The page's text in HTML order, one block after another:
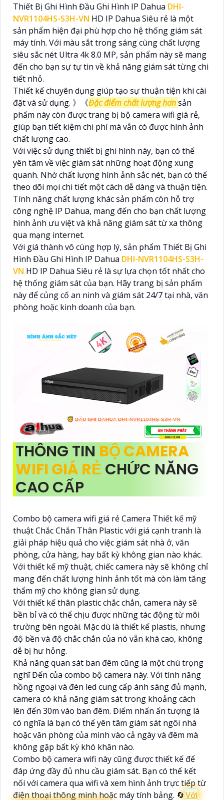
Thiết Bị Ghi Hình Đầu Ghi Hình IP Dahua DHI-
NVR1104HS-S3H-VN HD IP Dahua Siêu rẻ là một
sản phẩm hiện đại phù hợp cho hệ thống giám sát
máy tính. Với màu sắt trong sáng cùng chất lượng
siêu sắc nét Ultra 4k 8.0 MP, sản phẩm này sẽ mang
đến cho bạn sự tự tin về khả năng giám sát từng chi
tiết nhỏ.
Thiết kế chuyên dụng giúp tạo sự thuận tiện khi cài
đặt và sử dụng. 》《Đặc điểm chất lượng hơnsản
phẩm này còn được trang bị bộ camera wifi giá rẻ,
giúp bạn tiết kiệm chi phí mà vẫn có được hình ảnh
chất lượng cao.
Với việc sử dụng thiết bị ghi hình này, bạn có thể
yên tâm về việc giám sát những hoạt động xung
quanh. Nhờ chất lượng hình ảnh sắc nét, bạn có thể
theo dõi mọi chi tiết một cách dễ dàng và thuận tiện.
Tính năng chất lượng khác sản phẩm còn hỗ trợ
công nghệ IP Dahua, mang đến cho bạn chất lượng
hình ảnh ưu việt và khả năng giám sát từ xa thông
qua mạng internet.
Với giá thành vô cùng hợp lý, sản phẩm Thiết Bị Ghi
Hình Đầu Ghi Hình IP Dahua DHI-NVR1104HS-S3H-
VN HD IP Dahua Siêu rẻ là sự lựa chọn tốt nhất cho
hệ thống giám sát của bạn. Hãy trang bị sản phẩm
này để củng cố an ninh và giám sát 24/7 tại nhà, văn
phòng hoặc kinh doanh của bạn.
THÔNG TIN BỘ CAMERA
WIFI GIÁ RẺ CHỨC NĂNG
CAO CẤP
Combo bộ camera wifi giá rẻ Camera Thiết kế mỹ
thuật Chắc Chắn Thân Plastic với giá cạnh tranh là
giải pháp hiệu quả cho việc giám sát nhà ở, văn
phòng, cửa hàng, hay bất kỳ không gian nào khác.
Với thiết kế mỹ thuật, chiếc camera này sẽ không chỉ
mang đến chất lượng hình ảnh tốt mà còn làm tăng
thẩm mỹ cho không gian sử dụng.
Với thiết kế thân plastic chắc chắn, camera này sẽ
bền bỉ và có thể chịu được những tác động từ môi
trường bên ngoài. Mặc dù là thiết kế plastis, nhưng
độ bền và độ chắc chắn của nó vẫn khá cao, không
dễ bị hư hỏng.
Khả năng quan sát ban đêm cũng là một chú trọng
nghĩ Đến của combo bộ camera này. Với tính năng
hồng ngoại và đèn led cung cấp ánh sáng đủ mạnh,
camera có khả năng giám sát trong khoảng cách
lên đến 30m vào ban đêm. Điểm nhấn ấn tượng là
có nghĩa là bạn có thể yên tâm giám sát ngôi nhà
hoặc văn phòng của mình vào cả ngày và đêm mà
không gặp bất kỳ khó khăn nào.
Combo bộ camera wifi này cũng được thiết kế để
đáp ứng đầy đủ nhu cầu giám sát. Bạn có thể kết
nối với camera qua wifi và xem hình ảnh trực tiếp từ
điện thoại thông minh hoặc máy tính bảng. 🔄Với